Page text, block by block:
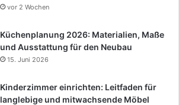
vor 2 Wochen
Küchenplanung 2026: Materialien, Maße
und Ausstattung für den Neubau
15. Juni 2026
Kinderzimmer einrichten: Leitfaden für
langlebige und mitwachsende Möbel